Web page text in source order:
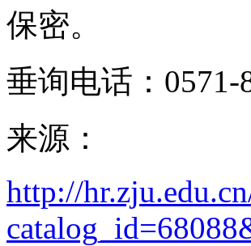
保密。
垂询电话： 0571-
来源：
http://